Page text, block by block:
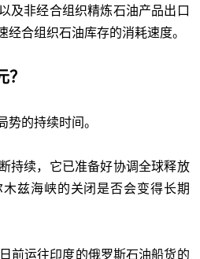
及非经合组织精炼石油产品出口
经合组织石油库存的消耗速度。
势的持续时间。
持续，它已准备好协调全球释放
兹海峡的关闭是否会变得长期
前运往印度的俄罗斯石油船货的